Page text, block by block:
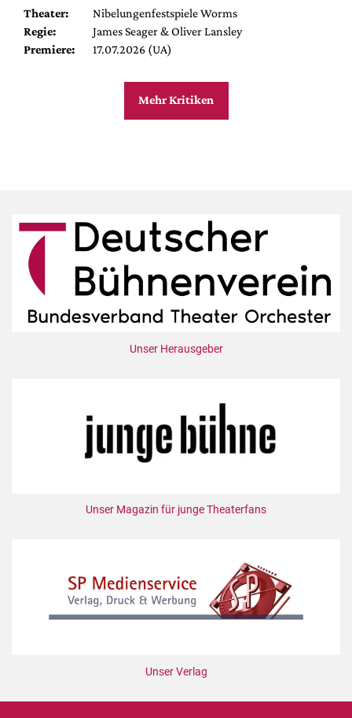
Theater:
Nibelungenfestspiele Worms
Regie:
James Seager & Oliver Lansley
Premiere:
17.07.2026 (UA)
Mehr Kritiken
Unser Herausgeber
Unser Magazin für junge Theaterfans
Unser Verlag